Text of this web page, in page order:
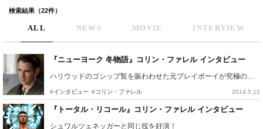
検索結果（22件）
ALL NEWS MOVIE INTERVIEW
『ニューヨーク 冬物語』コリン・ファレル インタビュー
ハリウッドのゴシップ覧を賑わわせた元プレイボーイが究極の愛について語った！
#インタビュー #コリン・ファレル 2014.5.12
『トータル・リコール』コリン・ファレル インタビュー
シュワルツェネッガーと同じ役を好演！